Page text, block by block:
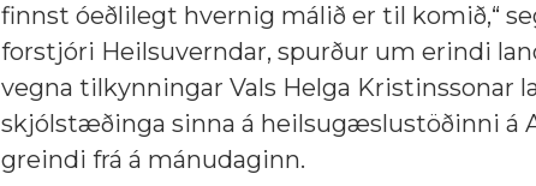
finnst óeðlilegt hvernig málið er til komið,“
forstjóri Heilsuverndar, spurður um erindi
vegna tilkynningar Vals Helga Kristinssonar
skjólstæðinga sinna á heilsugæslustöðinni á
greindi frá á mánudaginn.